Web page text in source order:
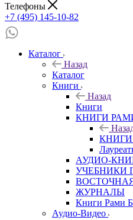
Телефоны
+7 (495) 145-10-82
Каталог
Назад
Каталог
Книги
Назад
Книги
КНИГИ
КНИГИ
АУДИО-
УЧЕБНИКИ
ЖУРНАЛЫ
Книги Рами
Аудио-Видео